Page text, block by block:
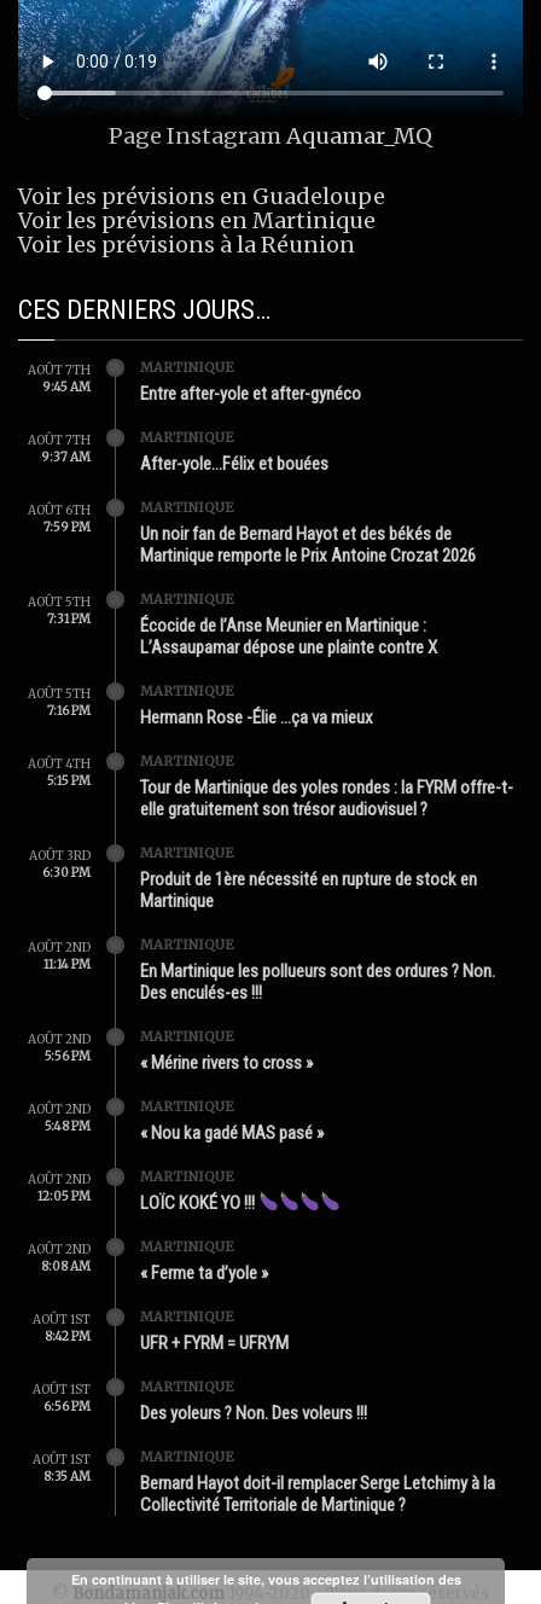
Page InstagramAquamar_MQ
Voir les prévisions en Guadeloupe
Voir les prévisions en Martinique
Voir les prévisions à la Réunion
CES DERNIERS JOURS…
AOÛT 7TH
9:45 AM
MARTINIQUE
Entre after-yole et after-gynéco
AOÛT 7TH
9:37 AM
MARTINIQUE
After-yole…Félix et bouées
AOÛT 6TH
7:59 PM
MARTINIQUE
Un noir fan de Bernard Hayot et des békés de
Martinique remporte le Prix Antoine Crozat 2026
AOÛT 5TH
7:31 PM
MARTINIQUE
Écocide de l’Anse Meunier en Martinique :
L’Assaupamar dépose une plainte contre X
AOÛT 5TH
7:16 PM
MARTINIQUE
Hermann Rose -Élie …ça va mieux
AOÛT 4TH
5:15 PM
MARTINIQUE
Tour de Martinique des yoles rondes : la FYRM offre-t-
elle gratuitement son trésor audiovisuel ?
AOÛT 3RD
6:30 PM
MARTINIQUE
Produit de 1ère nécessité en rupture de stock en
Martinique
AOÛT 2ND
11:14 PM
MARTINIQUE
En Martinique les pollueurs sont des ordures ? Non.
Des enculés-es !!!
AOÛT 2ND
5:56 PM
MARTINIQUE
« Mérine rivers to cross »
AOÛT 2ND
5:48 PM
MARTINIQUE
« Nou ka gadé MAS pasé »
AOÛT 2ND
12:05 PM
MARTINIQUE
LOÏC KOKÉ YO !!!
AOÛT 2ND
8:08 AM
MARTINIQUE
« Ferme ta d’yole »
AOÛT 1ST
8:42 PM
MARTINIQUE
UFR + FYRM = UFRYM
AOÛT 1ST
6:56 PM
MARTINIQUE
Des yoleurs ? Non. Des voleurs !!!
AOÛT 1ST
8:35 AM
MARTINIQUE
Bernard Hayot doit-il remplacer Serge Letchimy à la
Collectivité Territoriale de Martinique ?
Bondamanjak.com 1994-2020 - Tous droits réservés
En continuant à utiliser le site, vous acceptez l’utilisation des